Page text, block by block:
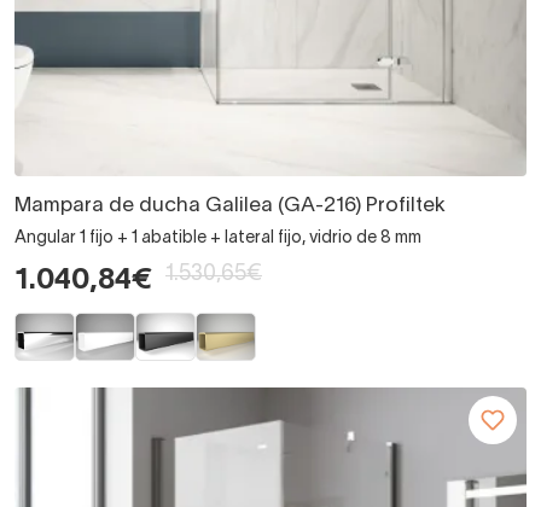
Mampara de ducha Galilea (GA-216) Profiltek
Angular 1 fijo + 1 abatible + lateral fijo, vidrio de 8 mm
1.040,84€ 1.530,65€